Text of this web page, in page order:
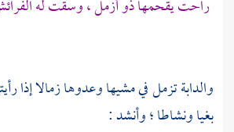
راحت يقحمها ذو أزمل ، وسقت له
والدابة تزمل في مشيها وعدوها زمالا إذا
بغيا ونشاطا ؛ وأنشد :